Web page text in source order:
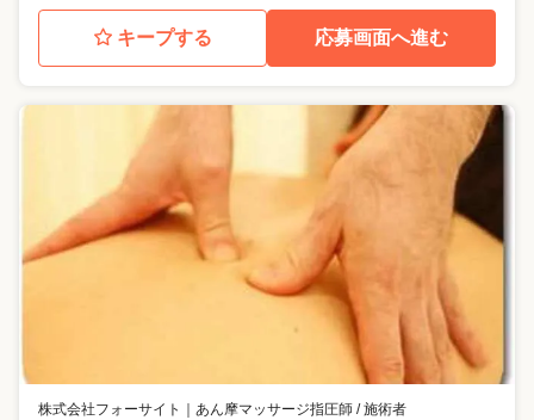
キープする 応募画面へ進む
株式会社フォーサイト あん摩マッサージ指圧師 / 施術者